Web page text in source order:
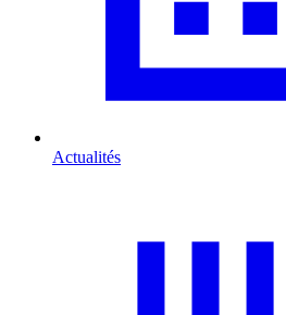
Actualités